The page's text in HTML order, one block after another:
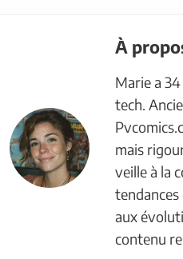
À
Marie a
tech.
mais
veille à la
aux
contenu